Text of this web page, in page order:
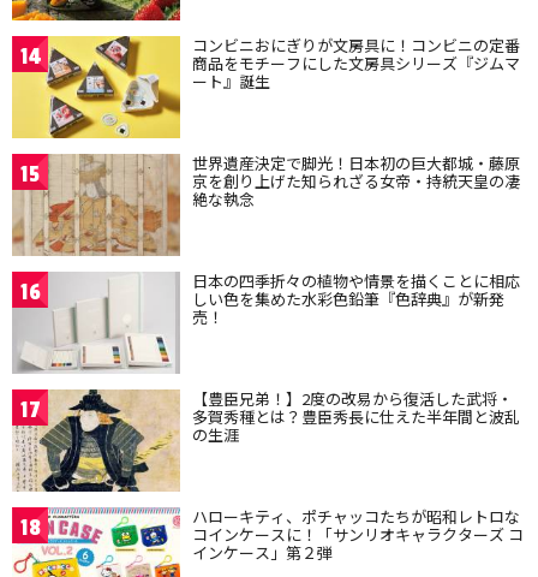
14 コンビニおにぎりが文房具に！コンビニの定番
商品をモチーフにした文房具シリーズ『ジムマ
ート』誕生
15 世界遺産決定で脚光！日本初の巨大都城・藤原
京を創り上げた知られざる女帝・持統天皇の凄
絶な執念
16 日本の四季折々の植物や情景を描くことに相応
しい色を集めた水彩色鉛筆『色辞典』が新発
売！
17 【豊臣兄弟！】2度の改易から復活した武将・
多賀秀種とは？豊臣秀長に仕えた半年間と波乱
の生涯
18 ハローキティ、ポチャッコたちが昭和レトロな
コインケースに！「サンリオキャラクターズ コ
インケース」第２弾